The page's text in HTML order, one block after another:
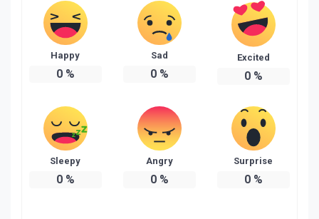
Happy
0%
Sad
0%
Excited
0%
Sleepy
0%
Angry
0%
Surprise
0%